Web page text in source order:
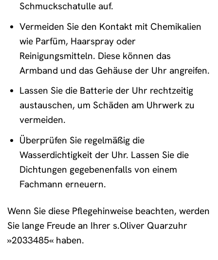
Schmuckschatulle auf.
Vermeiden Sie den Kontakt mit Chemikalien
wie Parfüm, Haarspray oder
Reinigungsmitteln. Diese können das
Armband und das Gehäuse der Uhr angreifen.
Lassen Sie die Batterie der Uhr rechtzeitig
austauschen, um Schäden am Uhrwerk zu
vermeiden.
Überprüfen Sie regelmäßig die
Wasserdichtigkeit der Uhr. Lassen Sie die
Dichtungen gegebenenfalls von einem
Fachmann erneuern.
Wenn Sie diese Pflegehinweise beachten, werden
Sie lange Freude an Ihrer s.Oliver Quarzuhr
»2033485« haben.